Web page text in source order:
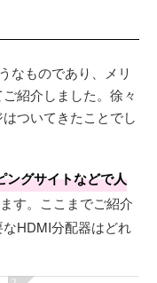
なものであり、メリ
紹介しました。徐々
ついてきたことでし
ングサイトなどで人
す。ここまでご紹介
HDMI分配器はどれ